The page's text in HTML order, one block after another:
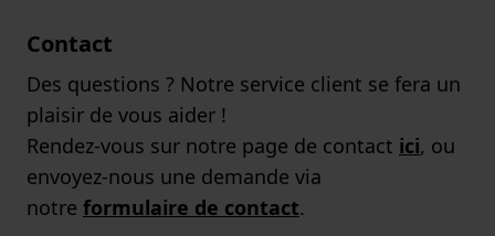
Contact
Des questions ? Notre service client se fera un
plaisir de vous aider !
Rendez-vous sur notre page de contact ici, ou
envoyez-nous une demande via
notre formulaire de contact.